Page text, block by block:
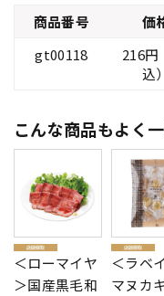
商品番号 価
gt00118
216円
込）
こんな商品もよく
＜ローマイヤ
＞国産黒毛和
＜ラベ
マヌカ